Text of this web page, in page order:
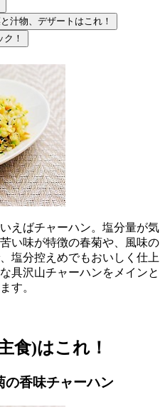
汁物、デザートはこれ！
！
えばチャーハン。塩分量が気
い味が特徴の春菊や、風味の
塩分控えめでもおいしく仕上
具沢山チャーハンをメインと
す。
食)はこれ！
の香味チャーハン